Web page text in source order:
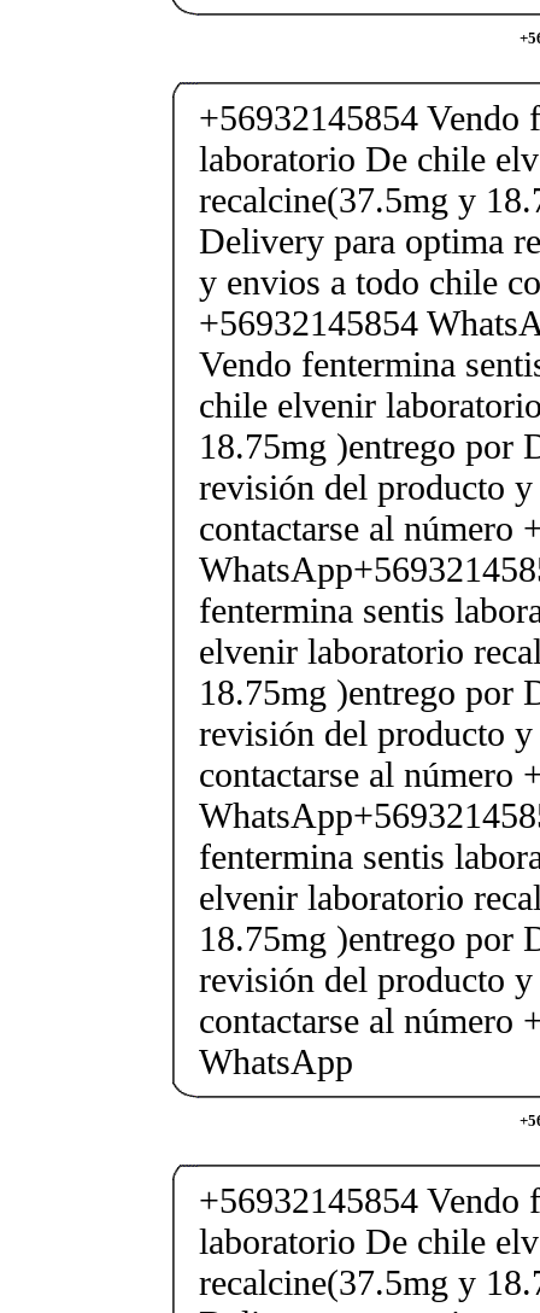
+56932145854 Vendo
laboratorio De chile
recalcine(37.5mg y
Delivery para optima
y envios a todo chile
+56932145854
Vendo fentermina
chile elvenir
18.75mg )entrego por
revisión del producto
contactarse al número
fentermina sentis
elvenir laboratorio
18.75mg )entrego por
revisión del producto
contactarse al número
fentermina sentis
elvenir laboratorio
18.75mg )entrego por
revisión del producto
contactarse al número
WhatsApp
+56932145854 Vendo
laboratorio De chile
recalcine(37.5mg y